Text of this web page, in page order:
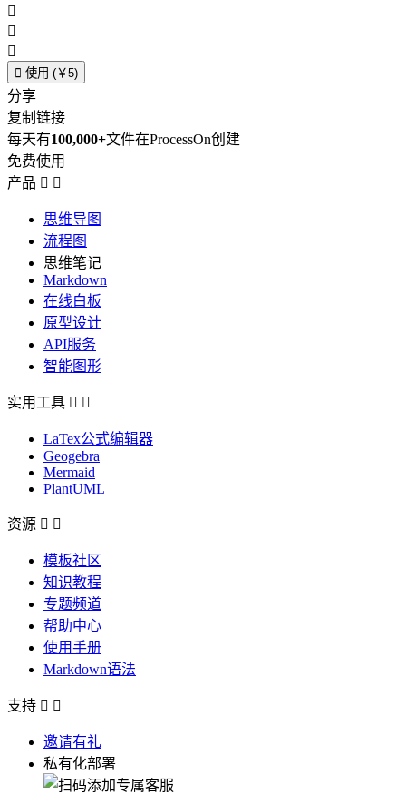



 使用 (￥5)
分享
复制链接
每天有100,000+文件在ProcessOn创建
免费使用
产品  
思维导图
流程图
思维笔记
Markdown
在线白板
原型设计
API服务
智能图形
实用工具  
LaTex公式编辑器
Geogebra
Mermaid
PlantUML
资源  
模板社区
知识教程
专题频道
帮助中心
使用手册
Markdown语法
支持  
邀请有礼
私有化部署